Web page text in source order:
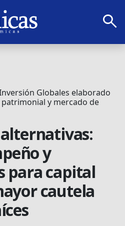
search
Globales elaborado
y mercado de
y
para capital
cautela